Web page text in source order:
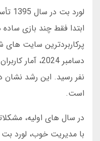
ابتدا فقط چند بازی
پرکاربردترین سایت
دسامبر 2024،
نفر رسید. این رشد نشان
است.
در سال های اولیه،
با مدیریت خوب، لورد